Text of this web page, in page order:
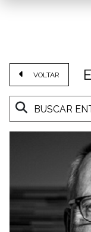
VOLTAR